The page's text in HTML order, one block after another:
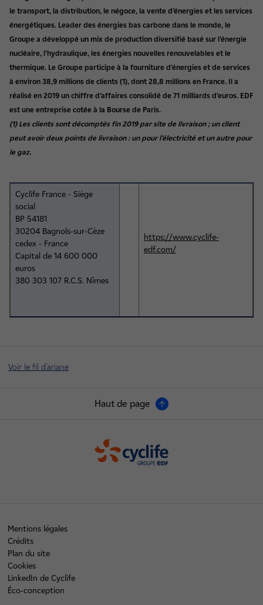
le transport, la distribution, le négoce, la vente d’énergies et les services
énergétiques. Leader des énergies bas carbone dans le monde, le
Groupe a développé un mix de production diversifié basé sur l'énergie
nucléaire, l’hydraulique, les énergies nouvelles renouvelables et le
thermique. Le Groupe participe à la fourniture d’énergies et de services
à environ 38,9 millions de clients (1), dont 28,8 millions en France. Il a
réalisé en 2019 un chiffre d’affaires consolidé de 71 milliards d’euros. EDF
est une entreprise cotée à la Bourse de Paris.
(1) Les clients sont décomptés fin 2019 par site de livraison ; un client
peut avoir deux points de livraison : un pour l’électricité et un autre pour
le gaz.
Cyclife France - Siège
social
BP 54181
30204 Bagnols-sur-Cèze
cedex - France
Capital de 14 600 000
euros
380 303 107 R.C.S. Nîmes
https://www.cyclife-
edf.com/
Voir le fil d'ariane
Haut de page
Mentions légales
Crédits
Plan du site
Cookies
LinkedIn de Cyclife
Éco-conception